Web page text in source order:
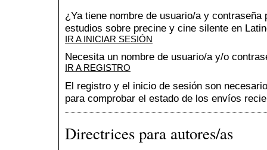
¿Ya tiene nombre de usuario/a y
estudios sobre precine y cine silente en
IR A INICIAR SESIÓN
Necesita un nombre de usuario/a y/o
IR A REGISTRO
El registro y el inicio de sesión son
para comprobar el estado de los envíos
Directrices para autores/as